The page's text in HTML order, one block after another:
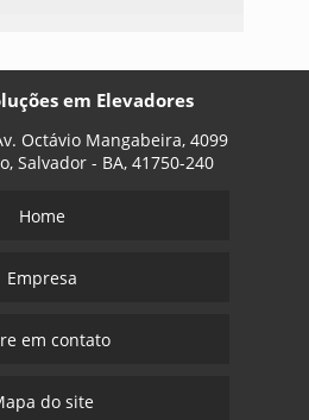
em Elevadores
Octávio Mangabeira, 4099
Salvador - BA, 41750-240
Home
Empresa
em contato
do site